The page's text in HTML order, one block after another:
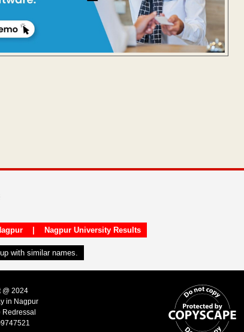
| Nagpur University Results
with similar names.
@ 2024
in Nagpur